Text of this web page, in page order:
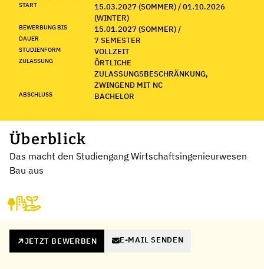
START
15.03.2027 (SOMMER) / 01.10.2026
(WINTER)
BEWERBUNG BIS 15.01.2027 (SOMMER) /
DAUER 7 SEMESTER
STUDIENFORM VOLLZEIT
ZULASSUNG
ÖRTLICHE
ZULASSUNGSBESCHRÄNKUNG,
ZWINGEND MIT NC
ABSCHLUSS BACHELOR
Überblick
Das macht den Studiengang Wirtschaftsingenieurwesen
Bau aus
JETZT BEWERBEN E-MAIL SENDEN